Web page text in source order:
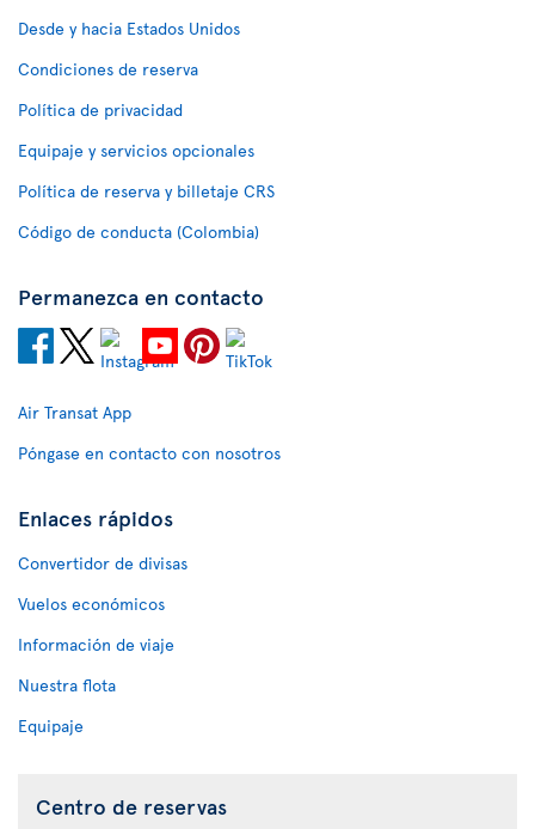
Desde y hacia Estados Unidos
Condiciones de reserva
Política de privacidad
Equipaje y servicios opcionales
Política de reserva y billetaje CRS
Código de conducta (Colombia)
Permanezca en contacto
Air Transat App
Póngase en contacto con nosotros
Enlaces rápidos
Convertidor de divisas
Vuelos económicos
Información de viaje
Nuestra flota
Equipaje
Centro de reservas